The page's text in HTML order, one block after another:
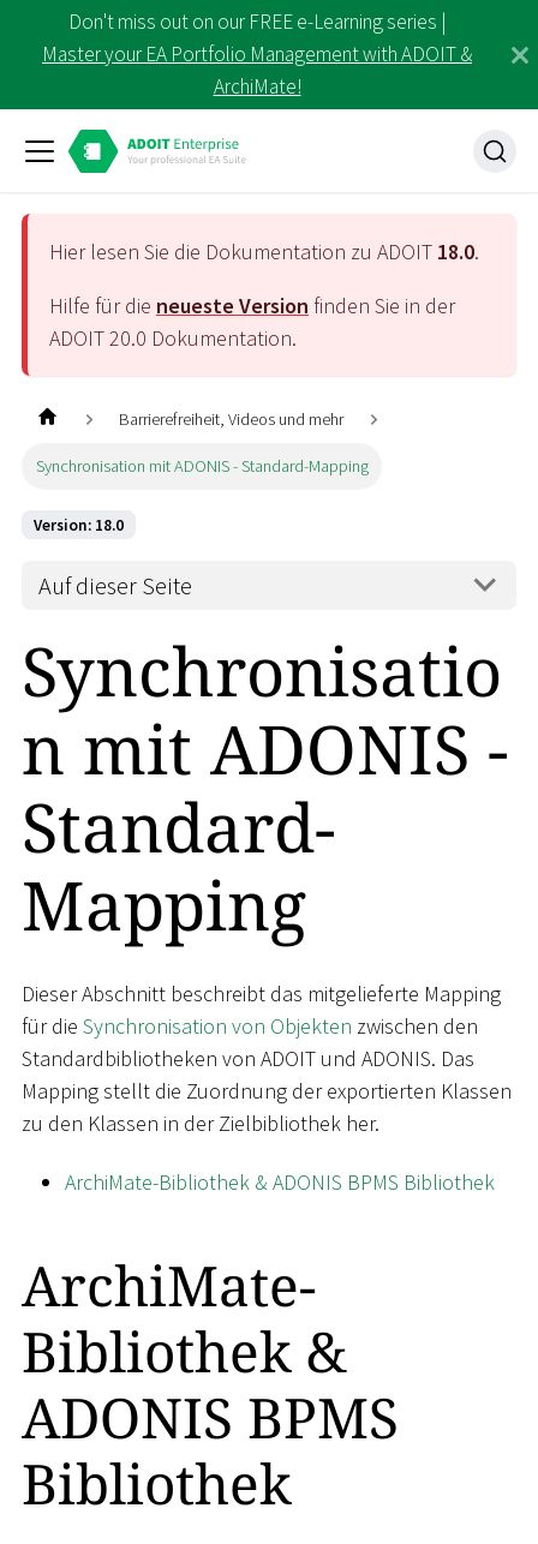
Don't miss out on our FREE e-Learning series |
Master your EA Portfolio Management with ADOIT &
ArchiMate!
Hier lesen Sie die Dokumentation zu ADOIT 18.0.
Hilfe für die neueste Version finden Sie in der
ADOIT20.0 Dokumentation.
Barrierefreiheit, Videos und mehr
Synchronisation mit ADONIS - Standard-Mapping
Version: 18.0
Auf dieser Seite
Synchronisatio
n mit ADONIS -
Standard-
Mapping
Dieser Abschnitt beschreibt das mitgelieferte Mapping
für die Synchronisation von Objekten zwischen den
Standardbibliotheken von ADOIT und ADONIS. Das
Mapping stellt die Zuordnung der exportierten Klassen
zu den Klassen in der Zielbibliothek her.
ArchiMate-Bibliothek & ADONIS BPMS Bibliothek
ArchiMate-
Bibliothek &
ADONIS BPMS
Bibliothek